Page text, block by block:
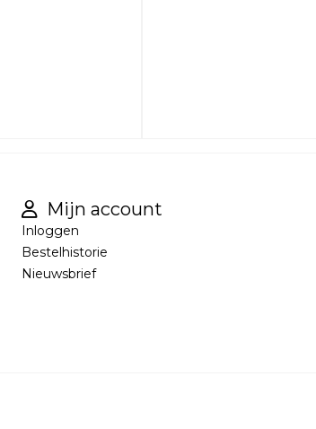
Mijn account
Inloggen
Bestelhistorie
Nieuwsbrief